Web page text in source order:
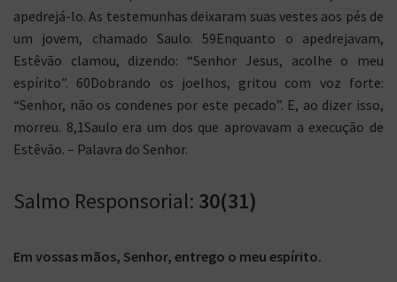
apedrejá-lo. As testemunhas deixaram suas vestes aos pés de
um jovem, chamado Saulo. 59Enquanto o apedrejavam,
Estêvão clamou, dizendo: “Senhor Jesus, acolhe o meu
espírito”. 60Dobrando os joelhos, gritou com voz forte:
“Senhor, não os condenes por este pecado”. E, ao dizer isso,
morreu. 8,1Saulo era um dos que aprovavam a execução de
Estêvão. – Palavra do Senhor.
Salmo Responsorial: 30(31)
Em vossas mãos, Senhor, entrego o meu espírito.